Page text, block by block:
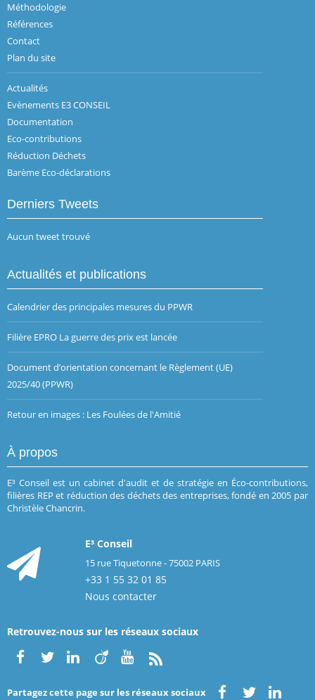
Méthodologie
Références
Contact
Plan du site
Actualités
Evènements E3 CONSEIL
Documentation
Eco-contributions
Réduction Déchets
Barème Eco-déclarations
Derniers Tweets
Aucun tweet trouvé
Actualités et publications
Calendrier des principales mesures du PPWR
Filière EPRO La guerre des prix est lancée
Document d’orientation concernant le Règlement (UE)
2025/40 (PPWR)
Retour en images : Les Foulées de l'Amitié
À propos
E³ Conseil est un cabinet d'audit et de stratégie en Éco-contributions,
filières REP et réduction des déchets des entreprises, fondé en 2005 par
Christèle Chancrin.
E³ Conseil
15 rue Tiquetonne - 75002 PARIS
+33 1 55 32 01 85
Nous contacter
Retrouvez-nous sur les réseaux sociaux
Partagez cette page sur les réseaux sociaux